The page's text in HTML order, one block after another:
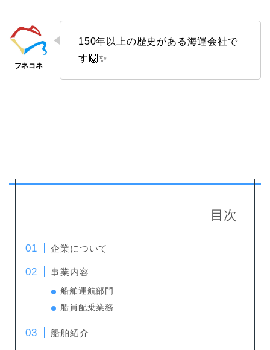
150年以上の歴史がある海運会社で
す🙌✨
目次
企業について
事業内容
船舶運航部門
船員配乗業務
船舶紹介